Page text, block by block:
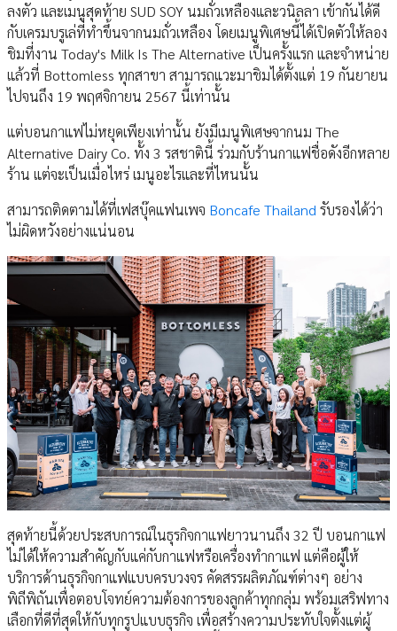
ลงตัว และเมนูสุดท้าย SUD SOY นมถั่วเหลืองและวนิลลา เข้ากันได้ดี
กับเครมบรูเล่ที่ทำขึ้นจากนมถั่วเหลือง โดยเมนูพิเศษนี้ได้เปิดตัวให้ลอง
ชิมที่งาน Today's Milk Is The Alternative เป็นครั้งแรก และจำหน่าย
แล้วที่ Bottomless ทุกสาขา สามารถแวะมาชิมได้ตั้งแต่ 19 กันยายน
ไปจนถึง 19 พฤศจิกายน 2567 นี้เท่านั้น
แต่บอนกาแฟไม่หยุดเพียงเท่านั้น ยังมีเมนูพิเศษจากนม The
Alternative Dairy Co. ทั้ง 3 รสชาตินี้ ร่วมกับร้านกาแฟชื่อดังอีกหลาย
ร้าน แต่จะเป็นเมื่อไหร่ เมนูอะไรและที่ไหนนั้น
สามารถติดตามได้ที่เฟสบุ๊คแฟนเพจ Boncafe Thailand รับรองได้ว่า
ไม่ผิดหวังอย่างแน่นอน
สุดท้ายนี้ด้วยประสบการณ์ในธุรกิจกาแฟยาวนานถึง 32 ปี บอนกาแฟ
ไม่ได้ให้ความสำคัญกับแค่กับกาแฟหรือเครื่องทำกาแฟ แต่คือผู้ให้
บริการด้านธุรกิจกาแฟแบบครบวงจร คัดสรรผลิตภัณฑ์ต่างๆ อย่าง
พิถีพิถันเพื่อตอบโจทย์ความต้องการของลูกค้าทุกกลุ่ม พร้อมเสริฟทาง
เลือกที่ดีที่สุดให้กับทุกรูปแบบธุรกิจ เพื่อสร้างความประทับใจตั้งแต่ผู้